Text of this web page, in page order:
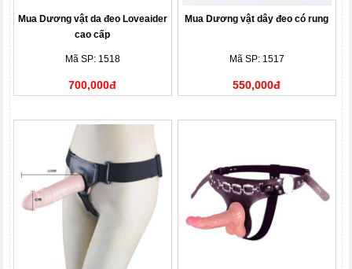
Mua Dương vật da đeo Loveaider
cao cấp
Mã SP: 1518
700,000đ
Mua Dương vật dây đeo có rung
Mã SP: 1517
550,000đ